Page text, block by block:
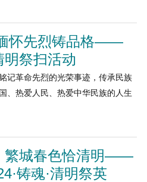
怀先烈铸品格——
祭扫活动
记革命先烈的光荣事迹，传承民族
、热爱人民、热爱中华民族的人生
繁城春色恰清明——
铸魂·清明祭英